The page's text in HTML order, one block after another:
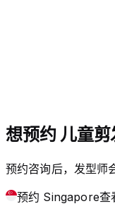
想预约 儿童剪
预约咨询后，发型师
预约 Singapore查